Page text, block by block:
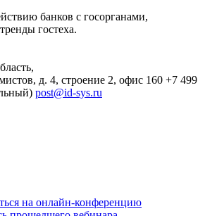
банков с госорганами,
гостеха.
д. 4, строение 2, офис 160 +7 499
post@id-sys.ru
на онлайн-конференцию